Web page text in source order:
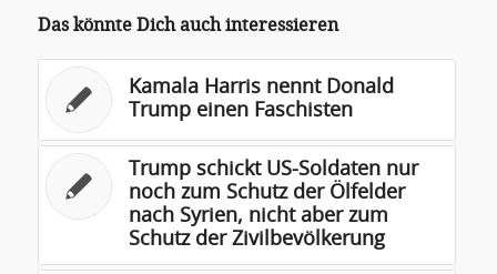
Das könnte Dich auch interessieren
Kamala Harris nennt Donald
Trump einen Faschisten
Trump schickt US-Soldaten nur
noch zum Schutz der Ölfelder
nach Syrien, nicht aber zum
Schutz der Zivilbevölkerung